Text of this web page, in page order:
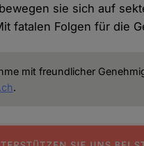
sie sich auf
fatalen Folgen für die
mit freundlicher
.